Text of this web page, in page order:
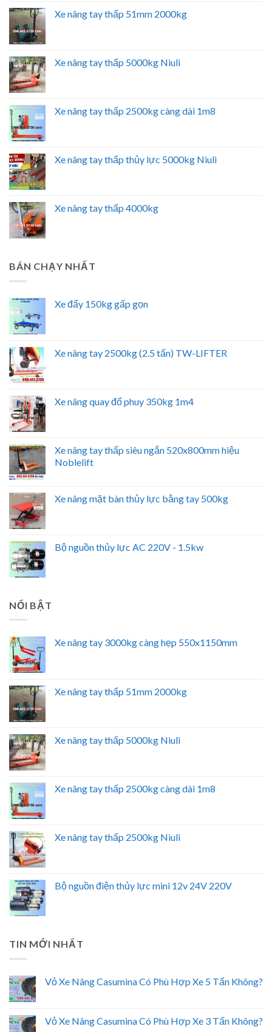
Xe nâng tay thấp 51mm 2000kg
Xe nâng tay thấp 5000kg Niuli
Xe nâng tay thấp 2500kg càng dài 1m8
Xe nâng tay thấp thủy lực 5000kg Niuli
Xe nâng tay thấp 4000kg
BÁN CHẠY NHẤT
Xe đẩy 150kg gấp gọn
Xe nâng tay 2500kg (2.5 tấn) TW-LIFTER
Xe nâng quay đổ phuy 350kg 1m4
Xe nâng tay thấp siêu ngắn 520x800mm hiệu
Noblelift
Xe nâng mặt bàn thủy lực bằng tay 500kg
Bộ nguồn thủy lực AC 220V - 1.5kw
NỔI BẬT
Xe nâng tay 3000kg càng hẹp 550x1150mm
Xe nâng tay thấp 51mm 2000kg
Xe nâng tay thấp 5000kg Niuli
Xe nâng tay thấp 2500kg càng dài 1m8
Xe nâng tay thấp 2500kg Niuli
Bộ nguồn điện thủy lực mini 12v 24V 220V
TIN MỚI NHẤT
Vỏ Xe Nâng Casumina Có Phù Hợp Xe 5 Tấn Không?
Vỏ Xe Nâng Casumina Có Phù Hợp Xe 3 Tấn Không?